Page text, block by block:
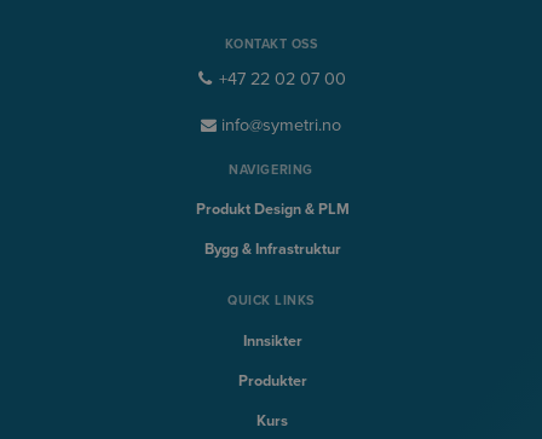
KONTAKT OSS
+47 22 02 07 00
info@symetri.no
NAVIGERING
Produkt Design & PLM
Bygg & Infrastruktur
QUICK LINKS
Innsikter
Produkter
Kurs